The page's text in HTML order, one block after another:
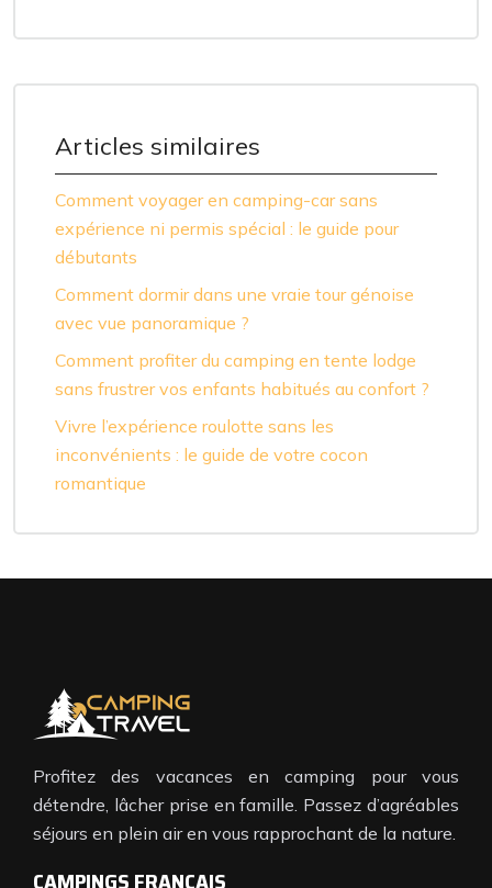
Articles similaires
Comment voyager en camping-car sans
expérience ni permis spécial : le guide pour
débutants
Comment dormir dans une vraie tour génoise
avec vue panoramique ?
Comment profiter du camping en tente lodge
sans frustrer vos enfants habitués au confort ?
Vivre l’expérience roulotte sans les
inconvénients : le guide de votre cocon
romantique
Profitez des vacances en camping pour vous
détendre, lâcher prise en famille. Passez d’agréables
séjours en plein air en vous rapprochant de la nature.